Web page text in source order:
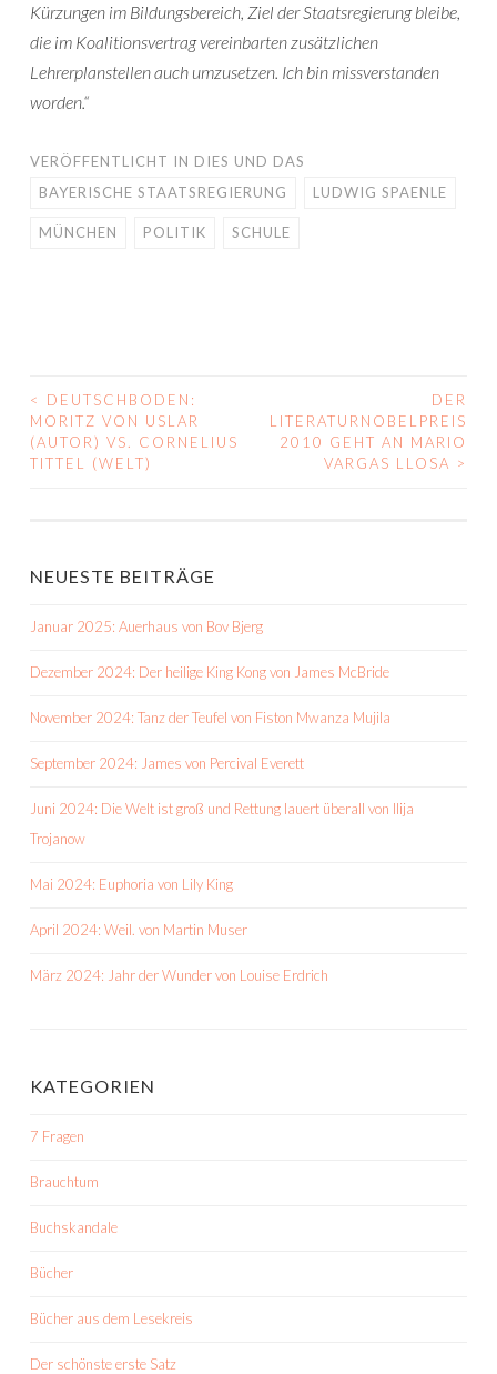
Kürzungen im Bildungsbereich, Ziel der Staatsregierung bleibe,
die im Koalitionsvertrag vereinbarten zusätzlichen
Lehrerplanstellen auch umzusetzen. Ich bin missverstanden
worden.“
VERÖFFENTLICHT IN DIES UND DAS
BAYERISCHE STAATSREGIERUNG
LUDWIG SPAENLE
MÜNCHEN POLITIK SCHULE
BEITRAGS-
NAVIGATION
<
DEUTSCHBODEN:
MORITZ VON USLAR
(AUTOR) VS. CORNELIUS
TITTEL (WELT)
DER
LITERATURNOBELPREIS
2010 GEHT AN MARIO
VARGAS LLOSA >
NEUESTE BEITRÄGE
Januar 2025: Auerhaus von Bov Bjerg
Dezember 2024: Der heilige King Kong von James McBride
November 2024: Tanz der Teufel von Fiston Mwanza Mujila
September 2024: James von Percival Everett
Juni 2024: Die Welt ist groß und Rettung lauert überall von Ilija
Trojanow
Mai 2024: Euphoria von Lily King
April 2024: Weil. von Martin Muser
März 2024: Jahr der Wunder von Louise Erdrich
KATEGORIEN
7 Fragen
Brauchtum
Buchskandale
Bücher
Bücher aus dem Lesekreis
Der schönste erste Satz